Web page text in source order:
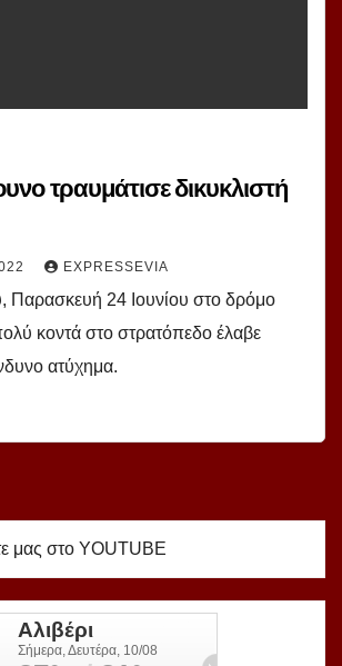
τραυμάτισε δικυκλιστή
EXPRESSEVIA
Παρασκευή 24 Ιουνίου στο δρόμο
κοντά στο στρατόπεδο έλαβε
ατύχημα.
μας στο YOUTUBE